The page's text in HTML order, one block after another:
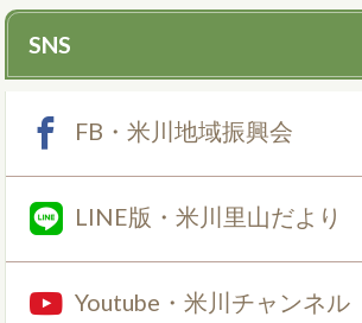
SNS
FB・米川地域振興会
LINE版・米川里山だより
Youtube・米川チャンネル